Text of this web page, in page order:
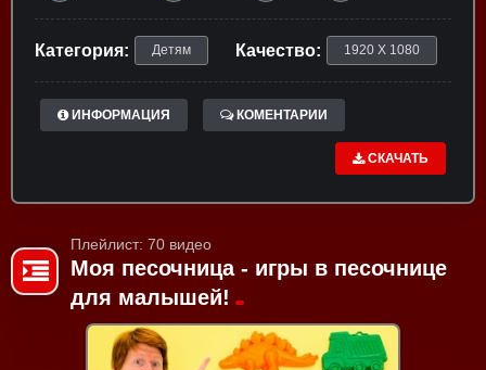
Категория: Детям Качество: 1920 X 1080
ИНФОРМАЦИЯ КОМЕНТАРИИ
СКАЧАТЬ
Плейлист: 70 видео
Моя песочница - игры в песочнице
для малышей!